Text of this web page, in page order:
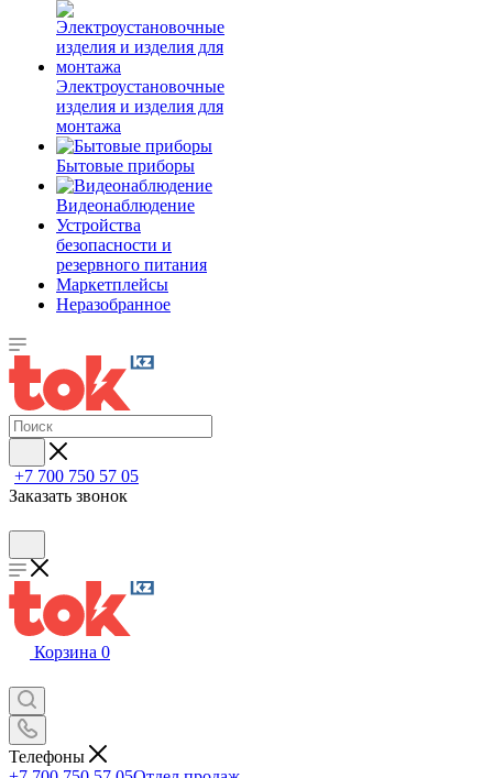
Электроустановочные
изделия и изделия для
монтажа
Бытовые приборы
Видеонаблюдение
Устройства
безопасности и
резервного питания
Маркетплейсы
Неразобранное
+7 700 750 57 05
Заказать звонок
Корзина 0
Телефоны